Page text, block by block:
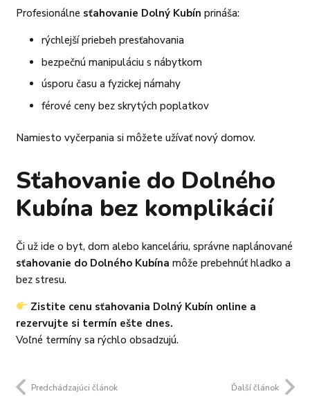
Profesionálne sťahovanie Dolný Kubín prináša:
rýchlejší priebeh presťahovania
bezpečnú manipuláciu s nábytkom
úsporu času a fyzickej námahy
férové ceny bez skrytých poplatkov
Namiesto vyčerpania si môžete užívať nový domov.
Sťahovanie do Dolného
Kubína bez komplikácií
Či už ide o byt, dom alebo kanceláriu, správne naplánované
sťahovanie do Dolného Kubína môže prebehnúť hladko a
bez stresu.
Zistite cenu sťahovania Dolný Kubín online a
rezervujte si termín ešte dnes.
Voľné termíny sa rýchlo obsadzujú.
Predchádzajúci článok Ďalší článok